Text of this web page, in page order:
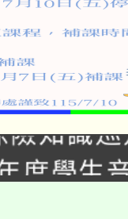
年度第
選結果(
度學生